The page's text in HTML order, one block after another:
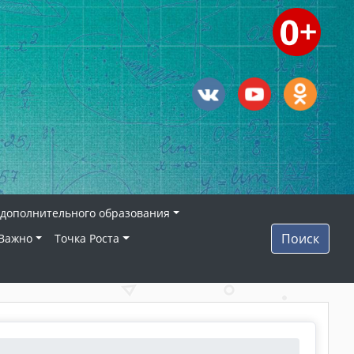
образования
Точка Роста Поиск